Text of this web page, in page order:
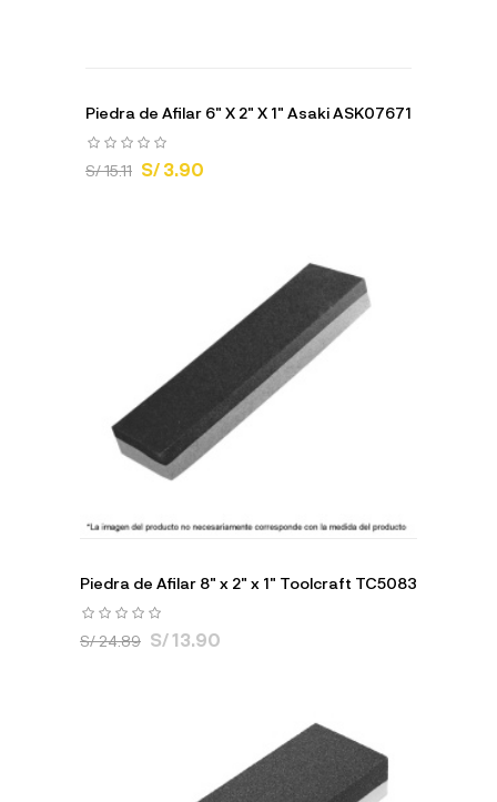
Piedra de Afilar 6" X 2" X 1" Asaki ASK07671
S/ 15.11 S/ 3.90
Piedra de Afilar 8" x 2" x 1" Toolcraft TC5083
S/ 24.89 S/ 13.90